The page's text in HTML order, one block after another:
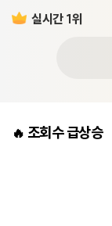
실시간 1위
🔥 조회수 급상승